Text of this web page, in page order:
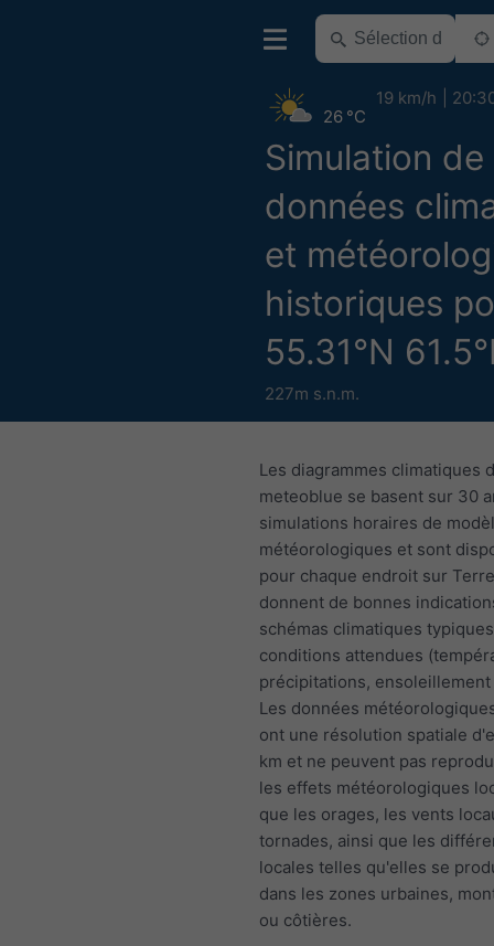
Simulation de
données
et
historiques
55.31°N
227m s.n.m.
26 °C
19 km/h
Les diagrammes climatiques
meteoblue se basent sur 30
simulations horaires de
météorologiques et sont
pour chaque endroit sur
donnent de bonnes
schémas climatiques
conditions attendues
précipitations,
Les données
ont une résolution spatiale
km et ne peuvent pas
les effets météorologiques
que les orages, les vents
tornades, ainsi que les
locales telles qu'elles se
dans les zones urbaines,
ou côtières.